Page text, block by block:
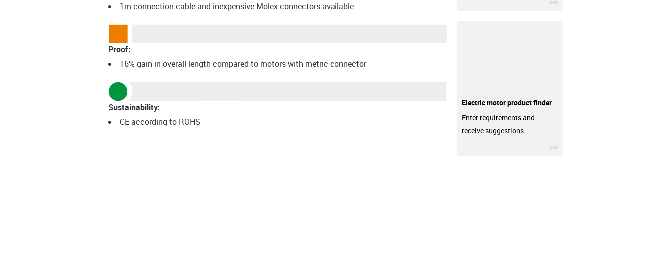
1m connection cable and inexpensive Molex connectors available
Proof:
16% gain in overall length compared to motors with metric connector
Sustainability:
CE according to ROHS
Electric motor product finder
Enter requirements and
receive suggestions